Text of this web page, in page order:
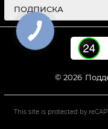
ПОДПИСКА
© 2026
This site is protected by